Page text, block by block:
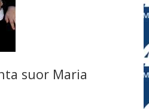
suor Maria